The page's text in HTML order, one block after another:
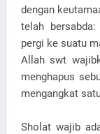
dengan
telah
pergi ke suatu
Allah swt
menghapus
mengangkat
Sholat wajib